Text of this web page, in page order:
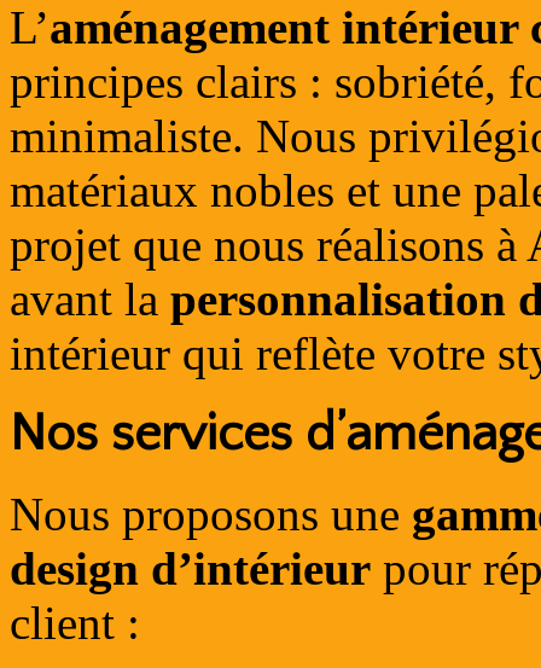
L’aménagement intérieur
principes clairs : sobriété,
minimaliste. Nous
matériaux nobles et une
projet que nous réalisons à
avant la personnalisation
intérieur qui reflète votre
Nos services
Nous proposons une
design d’intérieur pour
client :